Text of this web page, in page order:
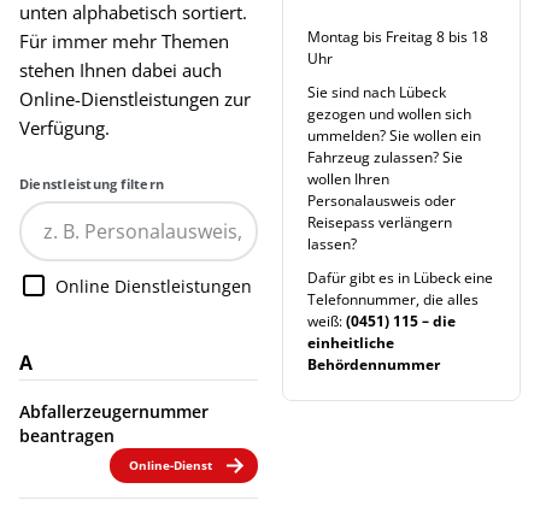
unten alphabetisch sortiert.
Für immer mehr Themen
stehen Ihnen dabei auch
Online-Dienstleistungen zur
Verfügung.
Dienstleistung filtern
Online Dienstleistungen
A
Abfallerzeugernummer
beantragen
Online-Dienst
Montag bis Freitag 8 bis 18
Uhr
Sie sind nach Lübeck
gezogen und wollen sich
ummelden? Sie wollen ein
Fahrzeug zulassen? Sie
wollen Ihren
Personalausweis oder
Reisepass verlängern
lassen?
Dafür gibt es in Lübeck eine
Telefonnummer, die alles
weiß:(0451) 115 – die
einheitliche
Behördennummer